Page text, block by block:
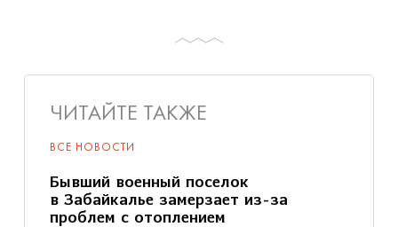
ЧИТАЙТЕ ТАКЖЕ
ВСЕ НОВОСТИ
Бывший военный поселок
в Забайкалье замерзает из-за
проблем с отоплением